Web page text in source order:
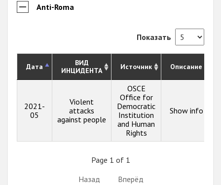
Anti-Roma
Показать
Дата
ВИД
ИНЦИДЕНТА
Источник Описание
2021-
05
Violent
attacks
against people
OSCE
Office for
Democratic
Institution
and Human
Rights
Show info
Page 1 of 1
Назад
Вперёд